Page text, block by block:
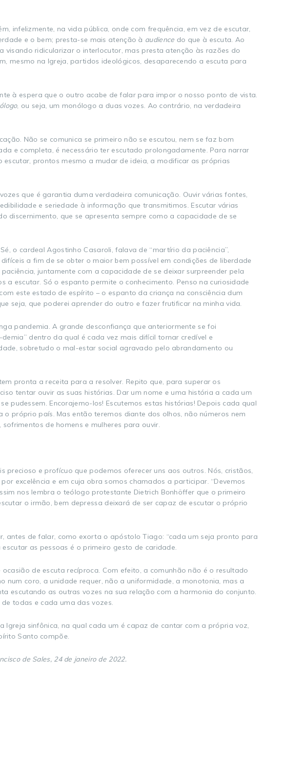
infelizmente, na vida pública, onde com frequência, em vez de escutar,
e o bem; presta-se mais atenção à audience do que à escuta. Ao
ridicularizar o interlocutor, mas presta atenção às razões do
mesmo na Igreja, partidos ideológicos, desaparecendo a escuta para
à espera que o outro acabe de falar para impor o nosso ponto de vista.
, ou seja, um monólogo a duas vozes. Ao contrário, na verdadeira
Não se comunica se primeiro não se escutou, nem se faz bom
e completa, é necessário ter escutado prolongadamente. Para narrar
prontos mesmo a mudar de ideia, a modificar as próprias
que é garantia duma verdadeira comunicação. Ouvir várias fontes,
e seriedade à informação que transmitimos. Escutar várias
discernimento, que se apresenta sempre como a capacidade de se
o cardeal Agostinho Casaroli, falava de “martírio da paciência”,
a fim de se obter o maior bem possível em condições de liberdade
juntamente com a capacidade de se deixar surpreender pela
escutar. Só o espanto permite o conhecimento. Penso na curiosidade
este estado de espírito – o espanto da criança na consciência dum
seja, que poderei aprender do outro e fazer frutificar na minha vida.
pandemia. A grande desconfiança que anteriormente se foi
dentro da qual é cada vez mais difícil tornar credível e
sobretudo o mal-estar social agravado pelo abrandamento ou
pronta a receita para a resolver. Repito que, para superar os
tentar ouvir as suas histórias. Dar um nome e uma história a cada um
pudessem. Encorajemo-los! Escutemos estas histórias! Depois cada qual
próprio país. Mas então teremos diante dos olhos, não números nem
de homens e mulheres para ouvir.
precioso e profícuo que podemos oferecer uns aos outros. Nós, cristãos,
excelência e em cuja obra somos chamados a participar. “Devemos
nos lembra o teólogo protestante Dietrich Bonhöffer que o primeiro
o irmão, bem depressa deixará de ser capaz de escutar o próprio
antes de falar, como exorta o apóstolo Tiago: “cada um seja pronto para
as pessoas é o primeiro gesto de caridade.
de escuta recíproca. Com efeito, a comunhão não é o resultado
num coro, a unidade requer, não a uniformidade, a monotonia, mas a
escutando as outras vozes na sua relação com a harmonia do conjunto.
todas e cada uma das vozes.
Igreja sinfônica, na qual cada um é capaz de cantar com a própria voz,
Santo compõe.
de Sales, 24 de janeiro de 2022.